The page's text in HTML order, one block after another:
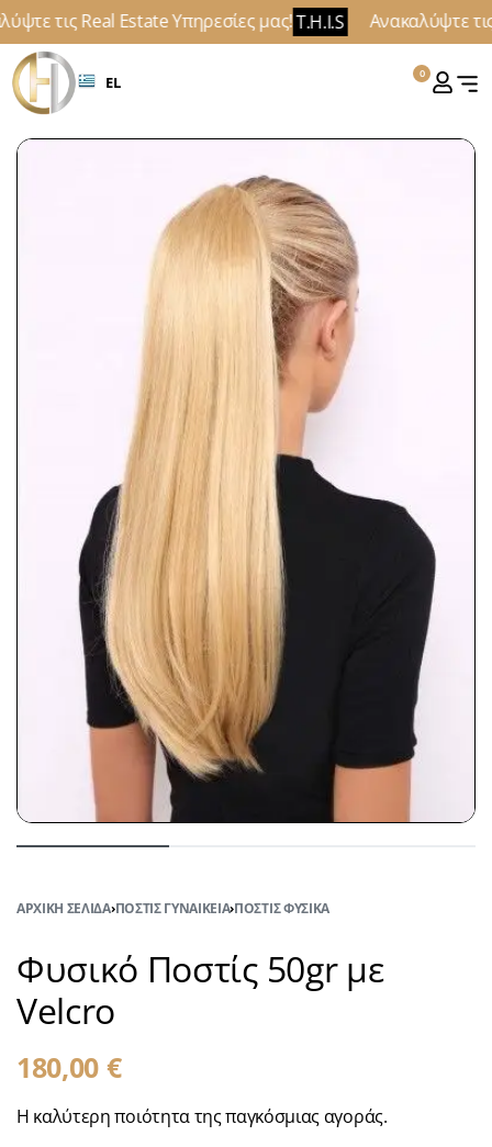
τις Real Estate Υπηρεσίες μας!T.H.I.S Ανακαλύψτε
EL 0
ΑΡΧΙΚΉ ΣΕΛΊΔΑ›ΠΟΣΤΊΣ ΓΥΝΑΙΚΕΊΑ›ΠΟΣΤΊΣ ΦΥΣΙΚΆ
Φυσικό Ποστίς 50gr με
Velcro
180,00 €
Η καλύτερη ποιότητα της παγκόσμιας αγοράς.